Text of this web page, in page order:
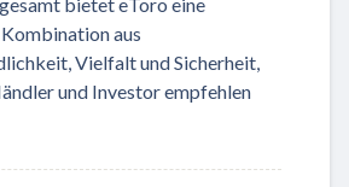
aus
Vielfalt und Sicherheit,
und Investor empfehlen